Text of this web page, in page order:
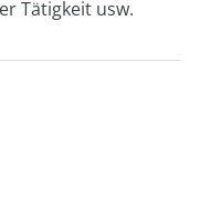
Tätigkeit usw.